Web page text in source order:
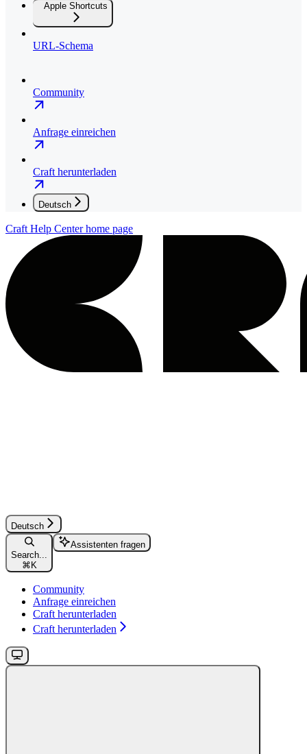
Apple Shortcuts
URL-Schema
Community
Anfrage einreichen
Craft herunterladen
Deutsch
Craft Help Centerhome page
Deutsch
Search...
⌘ K
Assistenten fragen
Community
Anfrage einreichen
Craft herunterladen
Craft herunterladen